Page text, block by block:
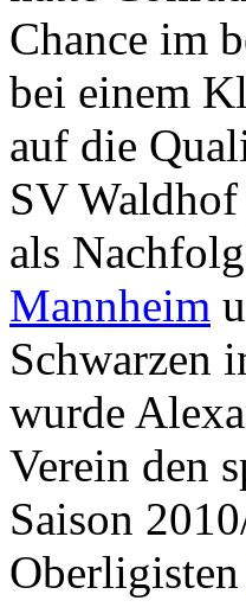
Chance im
bei einem
auf die
SV
als
Mannheim
Schwarzen
wurde
Verein den
Saison
Oberligisten